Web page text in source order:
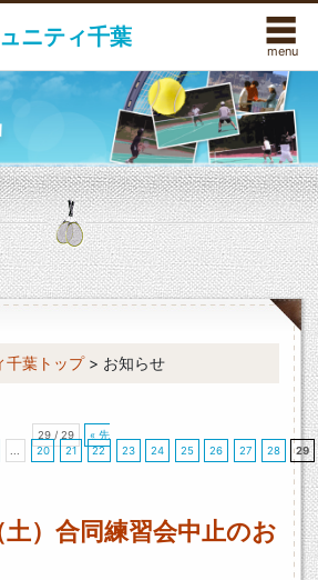
☰
ニティ千葉
千葉トップ> お知らせ
29 / 29
« 先
20 21 22 23 24 25 26 27 28 29
土）合同練習会中止のお